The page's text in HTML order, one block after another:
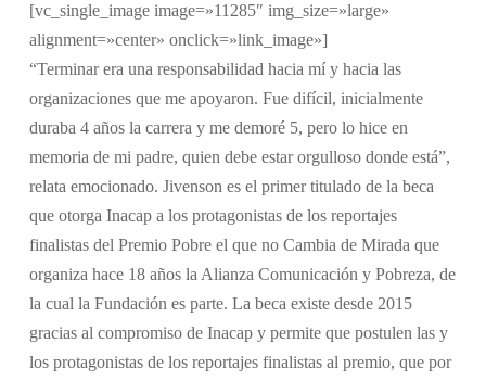
[vc_single_image image=»11285″ img_size=»large»
alignment=»center» onclick=»link_image»]
“Terminar era una responsabilidad hacia mí y hacia las
organizaciones que me apoyaron. Fue difícil, inicialmente
duraba 4 años la carrera y me demoré 5, pero lo hice en
memoria de mi padre, quien debe estar orgulloso donde está”,
relata emocionado. Jivenson es el primer titulado de la beca
que otorga Inacap a los protagonistas de los reportajes
finalistas del Premio Pobre el que no Cambia de Mirada que
organiza hace 18 años la Alianza Comunicación y Pobreza, de
la cual la Fundación es parte. La beca existe desde 2015
gracias al compromiso de Inacap y permite que postulen las y
los protagonistas de los reportajes finalistas al premio, que por